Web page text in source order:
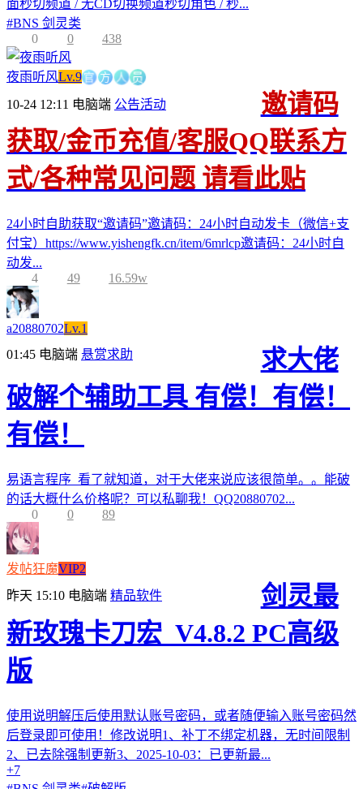
面秒切频道 / 无CD切换频道秒切角色 / 秒...
#BNS 剑灵类
0
0 438
夜雨听风Lv.9官方人员
10-24 12:11 电脑端 公告活动
邀请码
获取/金币充值/客服QQ联系方
式/各种常见问题 请看此贴
24小时自助获取“邀请码”邀请码：24小时自动发卡（微信+支
付宝）https://www.yishengfk.cn/item/6mrlcp邀请码：24小时自
动发...
4
49 16.59w
a20880702Lv.1
01:45 电脑端 悬赏求助
求大佬
破解个辅助工具 有偿！有偿！
有偿！
易语言程序 看了就知道，对于大佬来说应该很简单。。能破
的话大概什么价格呢？可以私聊我！QQ20880702...
0
0 89
发帖狂魔VIP2
昨天 15:10 电脑端 精品软件
剑灵最
新玫瑰卡刀宏_V4.8.2 PC高级
版
使用说明解压后使用默认账号密码，或者随便输入账号密码然
后登录即可使用！修改说明1、补丁不绑定机器，无时间限制
2、已去除强制更新3、2025-10-03：已更新最...
+7